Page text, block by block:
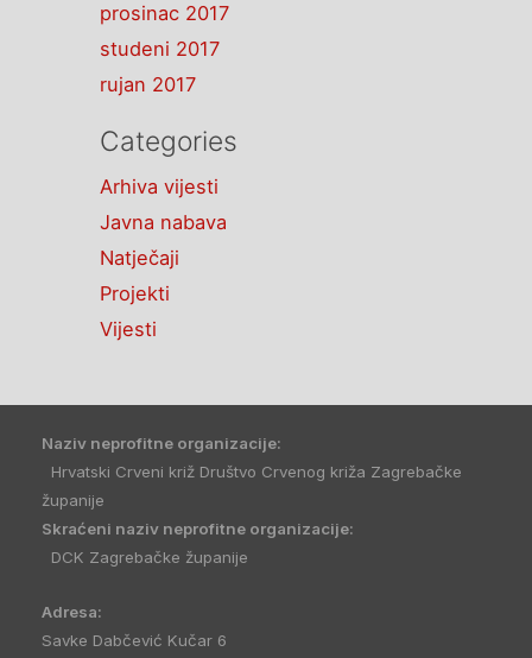
prosinac 2017
studeni 2017
rujan 2017
Categories
Arhiva vijesti
Javna nabava
Natječaji
Projekti
Vijesti
Naziv neprofitne organizacije:
Hrvatski Crveni križ Društvo Crvenog križa Zagrebačke
županije
Skraćeni naziv neprofitne organizacije:
DCK Zagrebačke županije
Adresa:
Savke Dabčević Kučar 6